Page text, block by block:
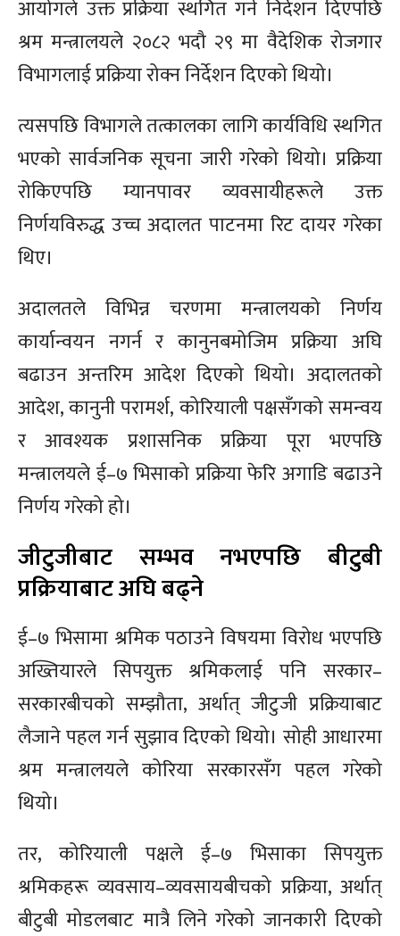
आयोगले उक्त प्रक्रिया स्थगित गर्न निर्देशन दिएपछि
श्रम मन्त्रालयले २०८२ भदौ २९ मा वैदेशिक रोजगार
विभागलाई प्रक्रिया रोक्न निर्देशन दिएको थियो।
त्यसपछि विभागले तत्कालका लागि कार्यविधि स्थगित
भएको सार्वजनिक सूचना जारी गरेको थियो। प्रक्रिया
रोकिएपछि म्यानपावर व्यवसायीहरूले उक्त
निर्णयविरुद्ध उच्च अदालत पाटनमा रिट दायर गरेका
थिए।
अदालतले विभिन्न चरणमा मन्त्रालयको निर्णय
कार्यान्वयन नगर्न र कानुनबमोजिम प्रक्रिया अघि
बढाउन अन्तरिम आदेश दिएको थियो। अदालतको
आदेश, कानुनी परामर्श, कोरियाली पक्षसँगको समन्वय
र आवश्यक प्रशासनिक प्रक्रिया पूरा भएपछि
मन्त्रालयले ई–७ भिसाको प्रक्रिया फेरि अगाडि बढाउने
निर्णय गरेको हो।
जीटुजीबाट सम्भव नभएपछि बीटुबी
प्रक्रियाबाट अघि बढ्ने
ई–७ भिसामा श्रमिक पठाउने विषयमा विरोध भएपछि
अख्तियारले सिपयुक्त श्रमिकलाई पनि सरकार–
सरकारबीचको सम्झौता, अर्थात् जीटुजी प्रक्रियाबाट
लैजाने पहल गर्न सुझाव दिएको थियो। सोही आधारमा
श्रम मन्त्रालयले कोरिया सरकारसँग पहल गरेको
थियो।
तर, कोरियाली पक्षले ई–७ भिसाका सिपयुक्त
श्रमिकहरू व्यवसाय–व्यवसायबीचको प्रक्रिया, अर्थात्
बीटुबी मोडलबाट मात्रै लिने गरेको जानकारी दिएको